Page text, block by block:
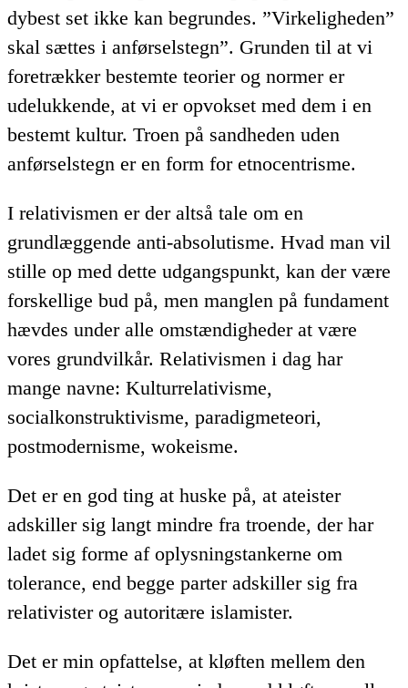
dybest set ikke kan begrundes. ”Virkeligheden”
skal sættes i anførselstegn”. Grunden til at vi
foretrækker bestemte teorier og normer er
udelukkende, at vi er opvokset med dem i en
bestemt kultur. Troen på sandheden uden
anførselstegn er en form for etnocentrisme.
I relativismen er der altså tale om en
grundlæggende anti-absolutisme. Hvad man vil
stille op med dette udgangspunkt, kan der være
forskellige bud på, men manglen på fundament
hævdes under alle omstændigheder at være
vores grundvilkår. Relativismen i dag har
mange navne: Kulturrelativisme,
socialkonstruktivisme, paradigmeteori,
postmodernisme, wokeisme.
Det er en god ting at huske på, at ateister
adskiller sig langt mindre fra troende, der har
ladet sig forme af oplysningstankerne om
tolerance, end begge parter adskiller sig fra
relativister og autoritære islamister.
Det er min opfattelse, at kløften mellem den